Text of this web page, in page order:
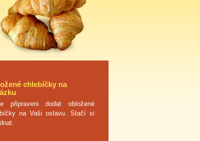
chlebíčky na
připraveni dodat obložené
na Vaši oslavu. Stačí si